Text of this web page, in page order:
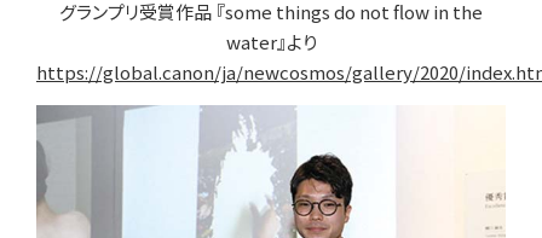
グランプリ受賞作品 『some things do not flow in the
water』より
https://global.canon/ja/newcosmos/gallery/2020/